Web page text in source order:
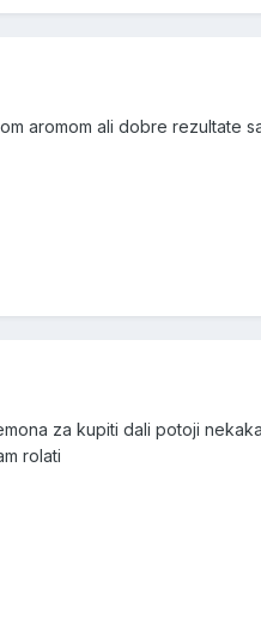
aromom ali dobre rezultate
za kupiti dali potoji
rolati